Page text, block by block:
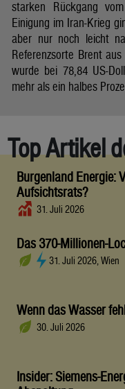
starken Rückgang
Einigung im Iran-Krieg
aber nur noch leicht
Referenzsorte Brent
wurde bei 78,84 US-
mehr als ein halbes
Top Artikel
Burgenland Energie:
Aufsichtsrats?
31. Juli 2026
Das 370-Millionen-
31. Juli 2026, Wien
Wenn das Wasser
30. Juli 2026
Insider: Siemens-